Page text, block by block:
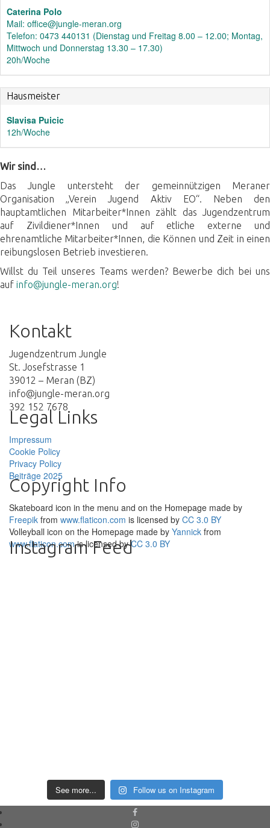
Caterina Polo
Mail: office@jungle-meran.org
Telefon: 0473 440131 (Dienstag und Freitag 8.00 – 12.00; Montag,
Mittwoch und Donnerstag 13.30 – 17.30)
20h/Woche
Hausmeister
Slavisa Puicic
12h/Woche
Wir sind…
Das Jungle untersteht der gemeinnützigen Meraner
Organisation „Verein Jugend Aktiv EO“. Neben den
hauptamtlichen Mitarbeiter*Innen zählt das Jugendzentrum
auf Zivildiener*Innen und auf etliche externe und
ehrenamtliche Mitarbeiter*Innen, die Können und Zeit in einen
reibungslosen Betrieb investieren.
Willst du Teil unseres Teams werden? Bewerbe dich bei uns
auf info@jungle-meran.org!
Kontakt
Jugendzentrum Jungle
St. Josefstrasse 1
39012 – Meran (BZ)
info@jungle-meran.org
392 152 7678
Legal Links
Impressum
Cookie Policy
Privacy Policy
Beiträge 2025
Copyright Info
Skateboard icon in the menu and on the Homepage made by
Freepik from www.flaticon.com is licensed by CC 3.0 BY
Volleyball icon on the Homepage made by Yannick from
www.flaticon.comis licensed byCC 3.0 BY
Instagram Feed
See more... Follow us on Instagram